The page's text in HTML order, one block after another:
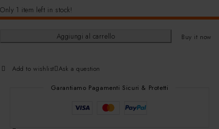
Only 1 item left in stock!
Aggiungi al carrello Buy it now
Add to wishlist Ask a question
Garantiamo Pagamenti Sicuri & Protetti